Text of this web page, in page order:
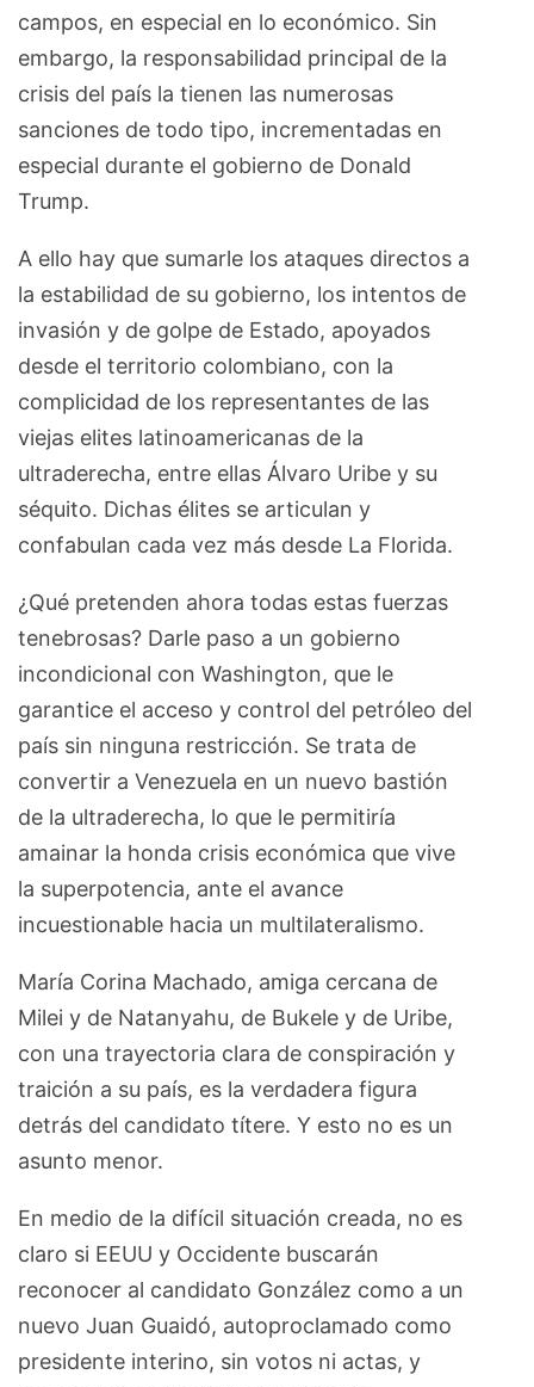
campos, en especial en lo económico. Sin
embargo, la responsabilidad principal de la
crisis del país la tienen las numerosas
sanciones de todo tipo, incrementadas en
especial durante el gobierno de Donald
Trump.
A ello hay que sumarle los ataques directos a
la estabilidad de su gobierno, los intentos de
invasión y de golpe de Estado, apoyados
desde el territorio colombiano, con la
complicidad de los representantes de las
viejas elites latinoamericanas de la
ultraderecha, entre ellas Álvaro Uribe y su
séquito. Dichas élites se articulan y
confabulan cada vez más desde La Florida.
¿Qué pretenden ahora todas estas fuerzas
tenebrosas? Darle paso a un gobierno
incondicional con Washington, que le
garantice el acceso y control del petróleo del
país sin ninguna restricción. Se trata de
convertir a Venezuela en un nuevo bastión
de la ultraderecha, lo que le permitiría
amainar la honda crisis económica que vive
la superpotencia, ante el avance
incuestionable hacia un multilateralismo.
María Corina Machado, amiga cercana de
Milei y de Natanyahu, de Bukele y de Uribe,
con una trayectoria clara de conspiración y
traición a su país, es la verdadera figura
detrás del candidato títere. Y esto no es un
asunto menor.
En medio de la difícil situación creada, no es
claro si EEUU y Occidente buscarán
reconocer al candidato González como a un
nuevo Juan Guaidó, autoproclamado como
presidente interino, sin votos ni actas, y